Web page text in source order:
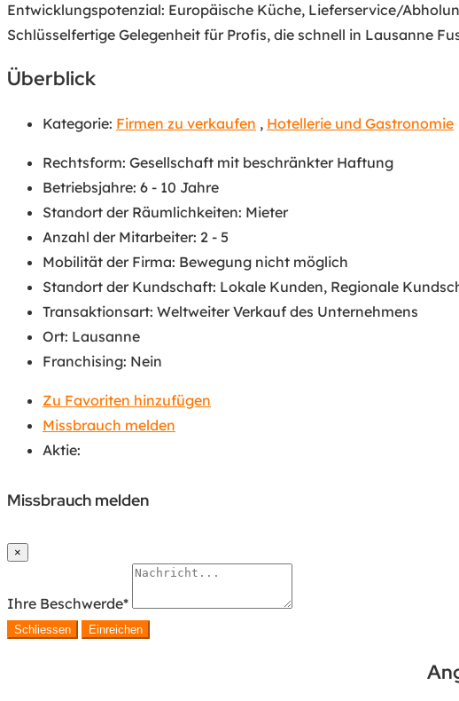
Entwicklungspotenzial: Europäische Küche, Lieferservice/
Schlüsselfertige Gelegenheit für Profis, die schnell in Lausanne
Überblick
Kategorie: Firmen zu verkaufen , Hotellerie und Gastronomie
Rechtsform: Gesellschaft mit beschränkter Haftung
Betriebsjahre: 6 - 10 Jahre
Standort der Räumlichkeiten: Mieter
Anzahl der Mitarbeiter: 2 - 5
Mobilität der Firma: Bewegung nicht möglich
Standort der Kundschaft: Lokale Kunden, Regionale
Transaktionsart: Weltweiter Verkauf des Unternehmens
Ort: Lausanne
Franchising: Nein
Zu Favoriten hinzufügen
Missbrauch melden
Aktie:
Missbrauch melden
×
Ihre Beschwerde*
Schliessen Einreichen